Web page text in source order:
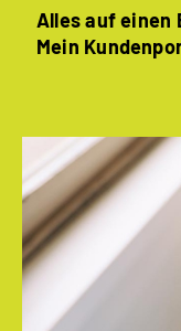
Alles auf einen
Mein